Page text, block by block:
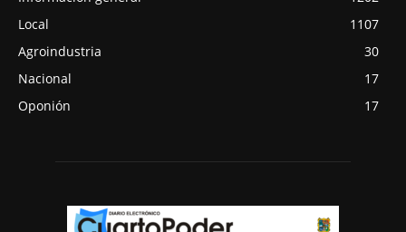
Local
1107
Agroindustria
30
Nacional
17
Oponión
17